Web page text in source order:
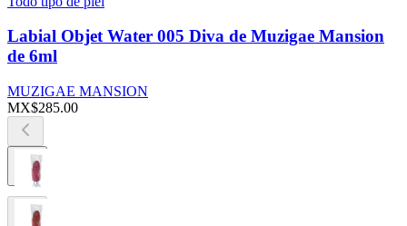
Labial Objet Water 005 Diva de Muzigae Mansion
de 6ml
MUZIGAE MANSION
MX$285.00